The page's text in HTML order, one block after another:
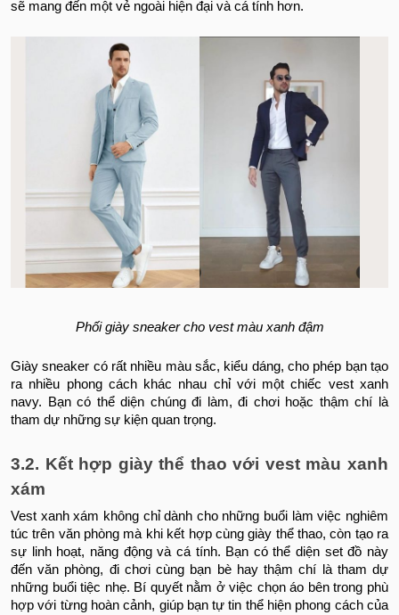
sẽ mang đến một vẻ ngoài hiện đại và cá tính hơn.
Phối giày sneaker cho vest màu xanh đậm
Giày sneaker có rất nhiều màu sắc, kiểu dáng, cho phép bạn tạo
ra nhiều phong cách khác nhau chỉ với một chiếc vest xanh
navy. Bạn có thể diện chúng đi làm, đi chơi hoặc thậm chí là
tham dự những sự kiện quan trọng.
3.2. Kết hợp giày thể thao với vest màu xanh
xám
Vest xanh xám không chỉ dành cho những buổi làm việc nghiêm
túc trên văn phòng mà khi kết hợp cùng giày thể thao, còn tạo ra
sự linh hoạt, năng động và cá tính. Bạn có thể diện set đồ này
đến văn phòng, đi chơi cùng bạn bè hay thậm chí là tham dự
những buổi tiệc nhẹ. Bí quyết nằm ở việc chọn áo bên trong phù
hợp với từng hoàn cảnh, giúp bạn tự tin thể hiện phong cách của